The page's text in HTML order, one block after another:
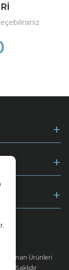
Orman Ürünleri
Saklıdır